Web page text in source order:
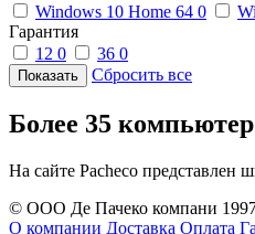
Windows 10 Home 64 0
Гарантия
12 0 36 0
Сбросить все
Более 35
На сайте Pacheco
© ООО Де Пачеко компани
О компании Доставка Оплата